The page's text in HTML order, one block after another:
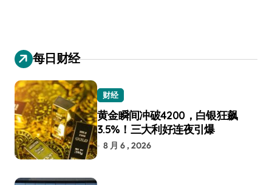
每日财经
财经
黄金瞬间冲破4200，白银狂飙
3.5%！三大利好连夜引爆
8 月 6 , 2026